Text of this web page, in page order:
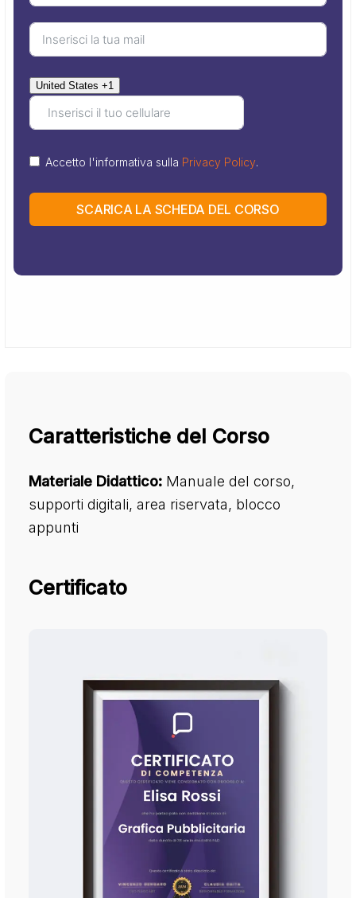
United States +1
Accetto l'informativa sulla Privacy Policy.
SCARICA LA SCHEDA DEL CORSO
Caratteristiche del Corso
Materiale Didattico: Manuale del corso,
supporti digitali, area riservata, blocco
appunti
Certificato